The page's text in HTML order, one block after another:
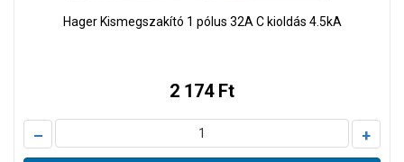
Hager Kismegszakító 1 pólus 32A C kioldás 4.5kA
2 174 Ft
– +